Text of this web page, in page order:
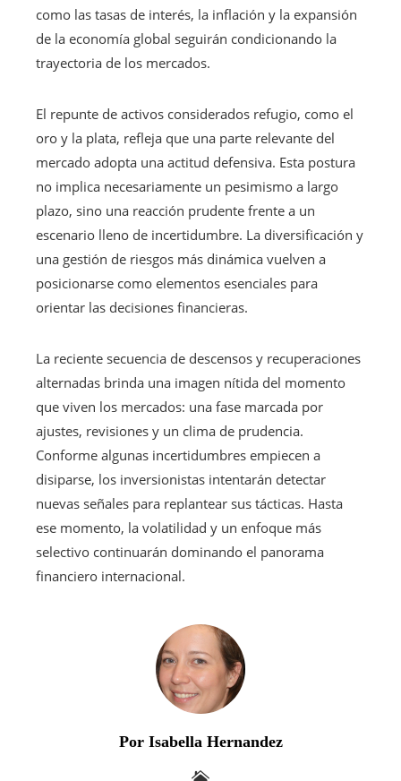
como las tasas de interés, la inflación y la expansión
de la economía global seguirán condicionando la
trayectoria de los mercados.
El repunte de activos considerados refugio, como el
oro y la plata, refleja que una parte relevante del
mercado adopta una actitud defensiva. Esta postura
no implica necesariamente un pesimismo a largo
plazo, sino una reacción prudente frente a un
escenario lleno de incertidumbre. La diversificación y
una gestión de riesgos más dinámica vuelven a
posicionarse como elementos esenciales para
orientar las decisiones financieras.
La reciente secuencia de descensos y recuperaciones
alternadas brinda una imagen nítida del momento
que viven los mercados: una fase marcada por
ajustes, revisiones y un clima de prudencia.
Conforme algunas incertidumbres empiecen a
disiparse, los inversionistas intentarán detectar
nuevas señales para replantear sus tácticas. Hasta
ese momento, la volatilidad y un enfoque más
selectivo continuarán dominando el panorama
financiero internacional.
Por Isabella Hernandez